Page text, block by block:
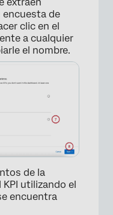
×
de
clic en el
a cualquier
el nombre.
de la
utilizando el
encuentra